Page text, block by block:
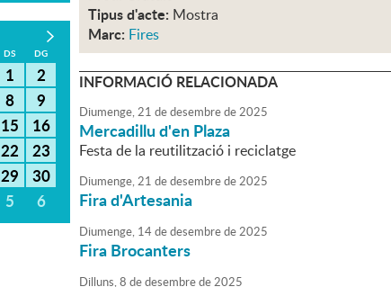
DS DG
1
2
8
9
15
16
22
23
29
30
5 6
Tipus d'acte: Mostra
Marc: Fires
INFORMACIÓ RELACIONADA
Diumenge,21 dedesembrede2025
Mercadillu d'en Plaza
Festa de la reutilització i reciclatge
Diumenge,21 dedesembrede2025
Fira d'Artesania
Diumenge, 14dedesembrede2025
Fira Brocanters
Dilluns,8 dedesembrede2025